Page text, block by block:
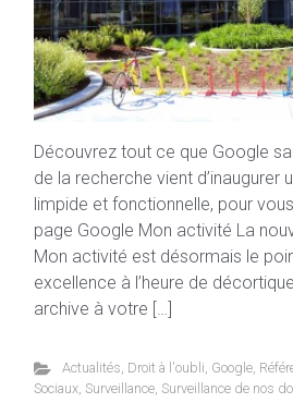
Découvrez tout ce que Google
de la recherche vient d’inaugurer
limpide et fonctionnelle, pour
page Google Mon activité La
Mon activité est désormais le
excellence à l’heure de
archive à votre […]
Actualités, Droit à l'oubli, Google,
Sociaux, Surveillance, Surveillance de nos